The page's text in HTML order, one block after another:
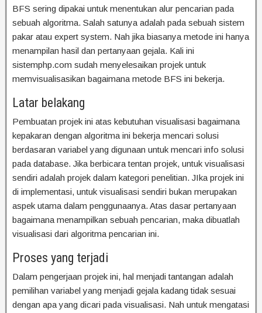
BFS sering dipakai untuk menentukan alur pencarian pada
sebuah algoritma. Salah satunya adalah pada sebuah sistem
pakar atau expert system. Nah jika biasanya metode ini hanya
menampilan hasil dan pertanyaan gejala. Kali ini
sistemphp.com sudah menyelesaikan projek untuk
memvisualisasikan bagaimana metode BFS ini bekerja.
Latar belakang
Pembuatan projek ini atas kebutuhan visualisasi bagaimana
kepakaran dengan algoritma ini bekerja mencari solusi
berdasaran variabel yang digunaan untuk mencari info solusi
pada database. Jika berbicara tentan projek, untuk visualisasi
sendiri adalah projek dalam kategori penelitian. JIka projek ini
di implementasi, untuk visualisasi sendiri bukan merupakan
aspek utama dalam penggunaanya. Atas dasar pertanyaan
bagaimana menampilkan sebuah pencarian, maka dibuatlah
visualisasi dari algoritma pencarian ini.
Proses yang terjadi
Dalam pengerjaan projek ini, hal menjadi tantangan adalah
pemilihan variabel yang menjadi gejala kadang tidak sesuai
dengan apa yang dicari pada visualisasi. Nah untuk mengatasi